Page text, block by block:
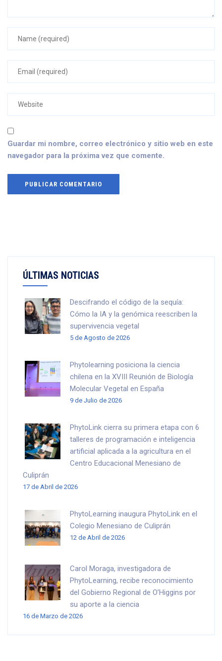
Guardar mi nombre, correo electrónico y sitio web en este
navegador para la próxima vez que comente.
ÚLTIMAS NOTICIAS
Descifrando el código de la sequía:
Cómo la IA y la genómica reescriben la
supervivencia vegetal
5 de Agosto de 2026
Phytolearning posiciona la ciencia
chilena en la XVIII Reunión de Biología
Molecular Vegetal en España
9 de Julio de 2026
PhytoLink cierra su primera etapa con 6
talleres de programación e inteligencia
artificial aplicada a la agricultura en el
Centro Educacional Menesiano de
Culiprán
17 de Abril de 2026
PhytoLearning inaugura PhytoLink en el
Colegio Menesiano de Culiprán
12 de Abril de 2026
Carol Moraga, investigadora de
PhytoLearning, recibe reconocimiento
del Gobierno Regional de O’Higgins por
su aporte a la ciencia
16 de Marzo de 2026